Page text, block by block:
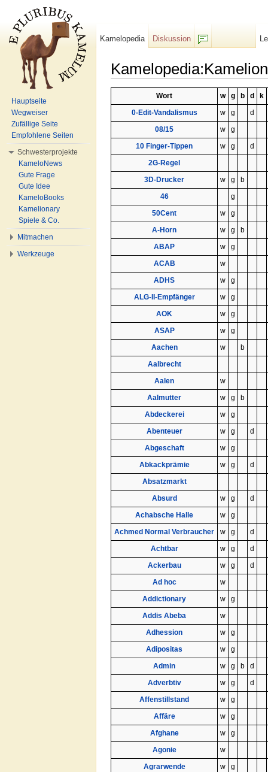
Wort w g b d
k
0-Edit-Vandalismus
w g
d
08/15
w
g
10 Finger-Tippen
w g
d
2G-Regel
3D-Drucker
w g
b
46
g
50Cent
w
g
A-Horn
w g
b
ABAP
w
g
ACAB
w
ADHS
w
g
ALG-II-Empfänger
w
g
AOK
w
g
ASAP
w
g
Aachen
w
b
Aalbrecht
Aalen
w
Aalmutter
w g
b
Abdeckerei
w
g
Abenteuer
w g
d
Abgeschaft
w
g
Abkackprämie
w g
d
Absatzmarkt
Absurd
w g
d
Achabsche Halle
w
g
Achmed Normal Verbraucher
w g
d
Achtbar
w g
d
Ackerbau
w g
d
Ad hoc
w
Addictionary
w
g
Addis Abeba
w
Adhession
w
g
Adipositas
w
g
Admin
w g b
d
Adverbtiv
w g
d
Affenstillstand
w
g
Affäre
w
g
Afghane
w
g
Agonie
w
Agrarwende
w
g
Kamelopedia
Diskussion
Hauptseite
Wegweiser
Zufällige Seite
Empfohlene Seiten
Schwesterprojekte
KameloNews
Gute Frage
Gute Idee
KameloBooks
Kamelionary
Spiele & Co.
Mitmachen
Werkzeuge